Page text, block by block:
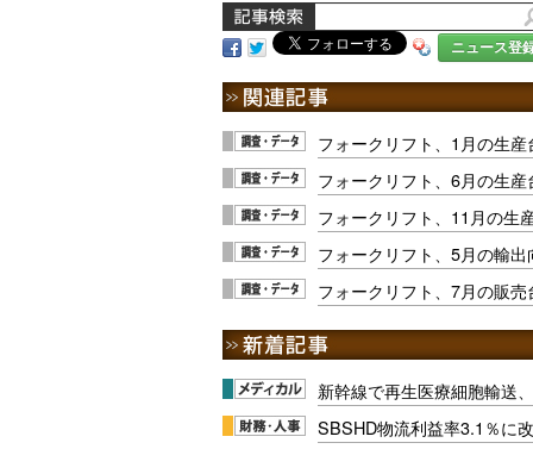
ニュース登
フォークリフト、1月の生
フォークリフト、6月の生
フォークリフト、11月の生
フォークリフト、5月の輸
フォークリフト、7月の販
新幹線で再生医療細胞輸送
SBSHD物流利益率3.1％に